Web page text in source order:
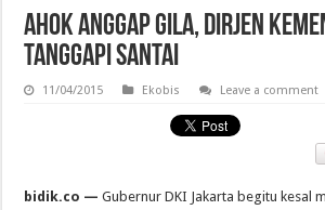
Ahok Anggap Gila, Dirjen
Tanggapi Santai
11/04/2015 Ekobis Leave a comment
bidik.co — Gubernur DKI Jakarta begitu kesal